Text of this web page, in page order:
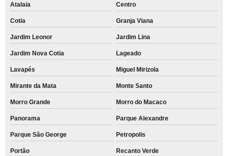
Atalaia Centro
Cotia Granja Viana
Jardim Leonor Jardim Lina
Jardim Nova Cotia Lageado
Lavapés Miguel Mirizola
Mirante da Mata Monte Santo
Morro Grande Morro do Macaco
Panorama Parque Alexandre
Parque São George Petropolis
Portão Recanto Verde